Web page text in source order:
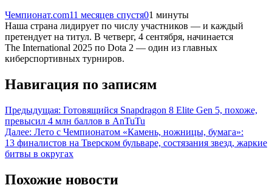
Чемпионат.com11 месяцев спустя01 минуты
Наша страна лидирует по числу участников — и каждый
претендует на титул. В четверг, 4 сентября, начинается
The International 2025 по Dota 2 — один из главных
киберспортивных турниров.
Навигация по записям
Предыдущая: Готовящийся Snapdragon 8 Elite Gen 5, похоже,
превысил 4 млн баллов в AnTuTu
Далее: Лето с Чемпионатом «Камень, ножницы, бумага»:
13 финалистов на Тверском бульваре, состязания звезд, жаркие
битвы в округах
Похожие новости